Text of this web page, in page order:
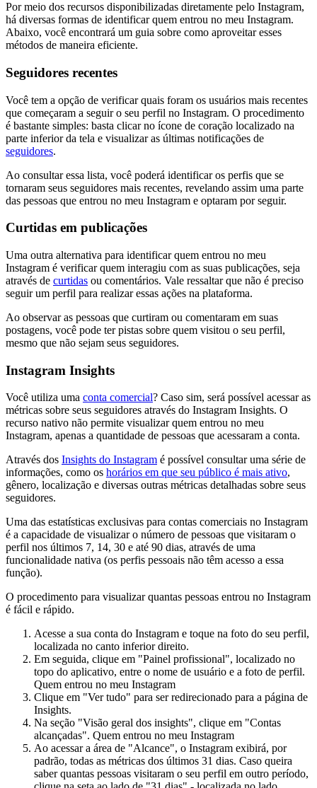
Por meio dos recursos disponibilizadas diretamente pelo Instagram,
há diversas formas de identificar quem entrou no meu Instagram.
Abaixo, você encontrará um guia sobre como aproveitar esses
métodos de maneira eficiente.
Seguidores recentes
Você tem a opção de verificar quais foram os usuários mais recentes
que começaram a seguir o seu perfil no Instagram. O procedimento
é bastante simples: basta clicar no ícone de coração localizado na
parte inferior da tela e visualizar as últimas notificações de
seguidores.
Ao consultar essa lista, você poderá identificar os perfis que se
tornaram seus seguidores mais recentes, revelando assim uma parte
das pessoas que entrou no meu Instagram e optaram por seguir.
Curtidas em publicações
Uma outra alternativa para identificar quem entrou no meu
Instagram é verificar quem interagiu com as suas publicações, seja
através de curtidas ou comentários. Vale ressaltar que não é preciso
seguir um perfil para realizar essas ações na plataforma.
Ao observar as pessoas que curtiram ou comentaram em suas
postagens, você pode ter pistas sobre quem visitou o seu perfil,
mesmo que não sejam seus seguidores.
Instagram Insights
Você utiliza uma conta comercial? Caso sim, será possível acessar as
métricas sobre seus seguidores através do Instagram Insights. O
recurso nativo não permite visualizar quem entrou no meu
Instagram, apenas a quantidade de pessoas que acessaram a conta.
Através dos Insights do Instagram é possível consultar uma série de
informações, como os horários em que seu público é mais ativo,
gênero, localização e diversas outras métricas detalhadas sobre seus
seguidores.
Uma das estatísticas exclusivas para contas comerciais no Instagram
é a capacidade de visualizar o número de pessoas que visitaram o
perfil nos últimos 7, 14, 30 e até 90 dias, através de uma
funcionalidade nativa (os perfis pessoais não têm acesso a essa
função).
O procedimento para visualizar quantas pessoas entrou no Instagram
é fácil e rápido.
Acesse a sua conta do Instagram e toque na foto do seu perfil,
localizada no canto inferior direito.
Em seguida, clique em "Painel profissional", localizado no
topo do aplicativo, entre o nome de usuário e a foto de perfil.
Quem entrou no meu Instagram
Clique em "Ver tudo" para ser redirecionado para a página de
Insights.
Na seção "Visão geral dos insights", clique em "Contas
alcançadas". Quem entrou no meu Instagram
Ao acessar a área de "Alcance", o Instagram exibirá, por
padrão, todas as métricas dos últimos 31 dias. Caso queira
saber quantas pessoas visitaram o seu perfil em outro período,